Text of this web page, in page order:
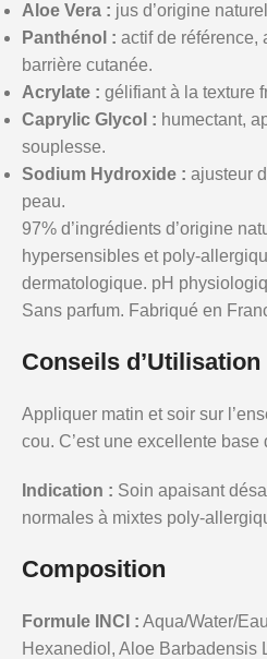
Aloe Vera : jus d’origine
Panthénol : actif de référence,
barrière cutanée.
Acrylate : gélifiant à la texture
Caprylic Glycol : humectant,
souplesse.
Sodium Hydroxide : ajusteur
peau.
97% d’ingrédients d’origine
hypersensibles et poly-
dermatologique. pH
Sans parfum. Fabriqué en
Conseils d’Utilisation
Appliquer matin et soir sur
cou. C’est une excellente base
Indication : Soin apaisant
normales à mixtes poly-
Composition
Formule INCI : Aqua/Water/
Hexanediol, Aloe Barbadensis